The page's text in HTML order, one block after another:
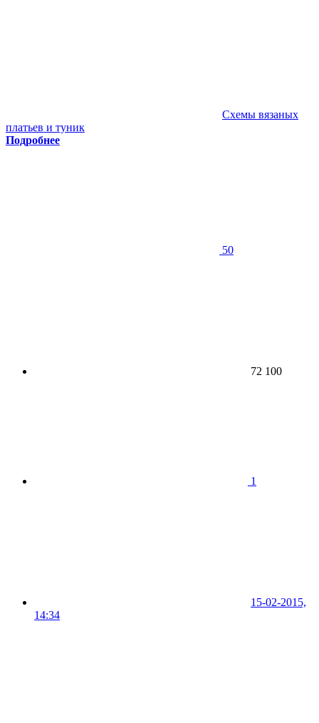
Схемы вязаных
платьев и туник
Подробнее
50
72 100
1
15-02-2015,
14:34